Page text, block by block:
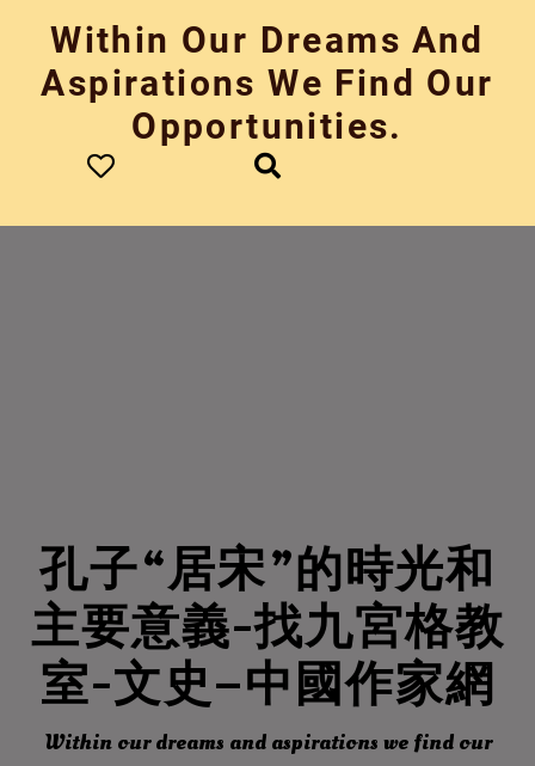
content
Within Our Dreams And
Aspirations We Find Our
Opportunities.
孔子“居宋”的時光和
主要意義-找九宮格教
室-文史–中國作家網
Within our dreams and aspirations we find our